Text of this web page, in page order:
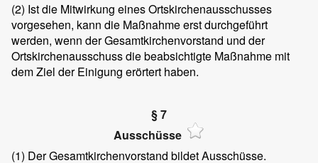
(2) Ist die Mitwirkung eines Ortskirchenausschusses
vorgesehen, kann die Maßnahme erst durchgeführt
werden, wenn der Gesamtkirchenvorstand und der
Ortskirchenausschuss die beabsichtigte Maßnahme mit
dem Ziel der Einigung erörtert haben.
§ 7
Ausschüsse
(1) Der Gesamtkirchenvorstand bildet Ausschüsse.